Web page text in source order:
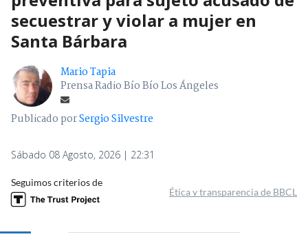
secuestrar y violar a mujer en
Santa Bárbara
Mario Tapia
Prensa Radio Bío Bío Los Ángeles
Publicado porSergio Silvestre
Sábado 08 Agosto, 2026 | 22:31
Seguimos criterios de
Ética y transparencia de BBCL